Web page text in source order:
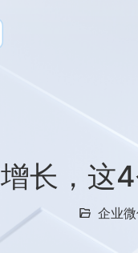
长，这
企业